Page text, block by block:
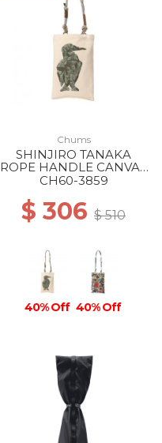
Chums
SHINJIRO TANAKA
ROPE HANDLE CANVAS
TOTE Z344 THE
LIFE
CH60-3859
$ 306 $ 510
40% Off 40% Off